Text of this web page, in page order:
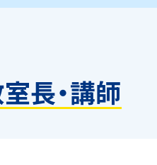
長・講師